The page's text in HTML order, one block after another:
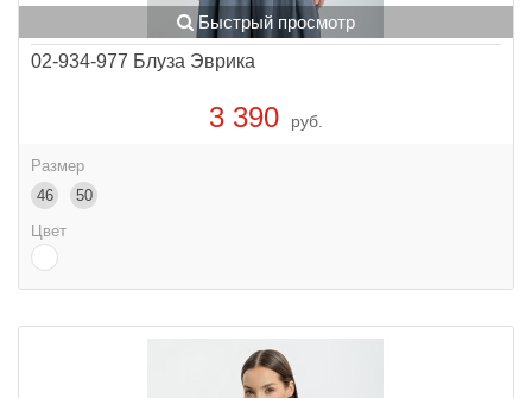
Быстрый просмотр
02-934-977 Блуза Эврика
3 390 руб.
Размер
46
50
Цвет